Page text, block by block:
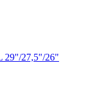
29"/27,5"/26"